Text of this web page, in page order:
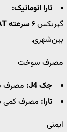
تارا اتوماتیک:
گیربکس۶ سرعته AT
بین‌شهری.
مصرف سوخت
جک J4:
مصرف
تارا: مصرف کمی
ایمنی